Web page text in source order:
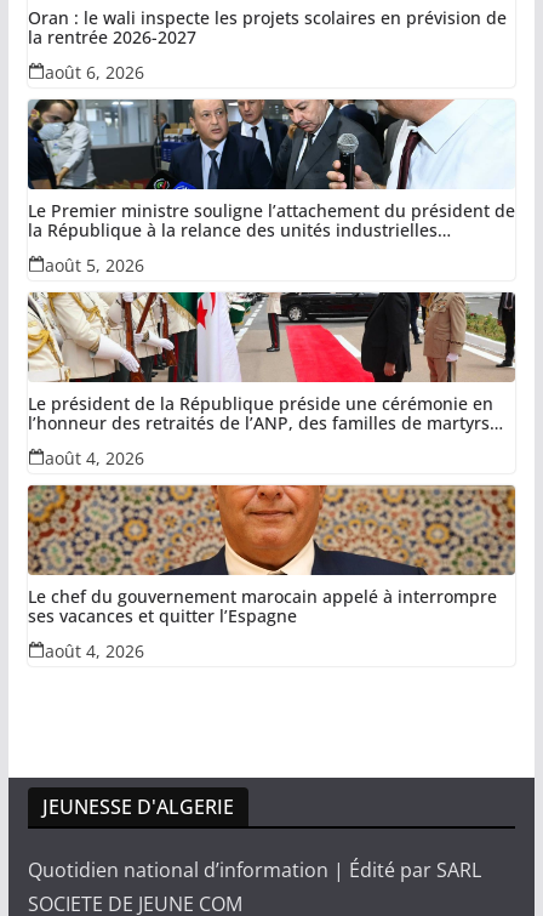
Oran : le wali inspecte les projets scolaires en prévision de
la rentrée 2026-2027
août 6, 2026
Le Premier ministre souligne l’attachement du président de
la République à la relance des unités industrielles
confisquées dans le cadre de la récupération des avoirs
détournés
août 5, 2026
Le président de la République préside une cérémonie en
l’honneur des retraités de l’ANP, des familles de martyrs
du devoir national et des invalides dans le cadre de la lutte
antiterroriste
août 4, 2026
Le chef du gouvernement marocain appelé à interrompre
ses vacances et quitter l’Espagne
août 4, 2026
JEUNESSE D'ALGERIE
Quotidien national d’information | Édité par SARL
SOCIETE DE JEUNE COM